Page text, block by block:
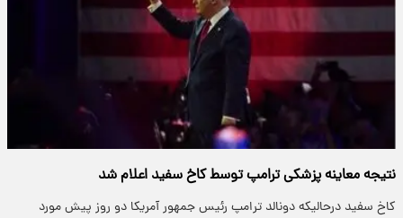
نتیجه معاینه پزشکی ترامپ توسط کاخ سفید اعلام شد
کاخ سفید درحالیکه دونالد ترامپ رئیس جمهور آمریکا دو روز پیش مورد